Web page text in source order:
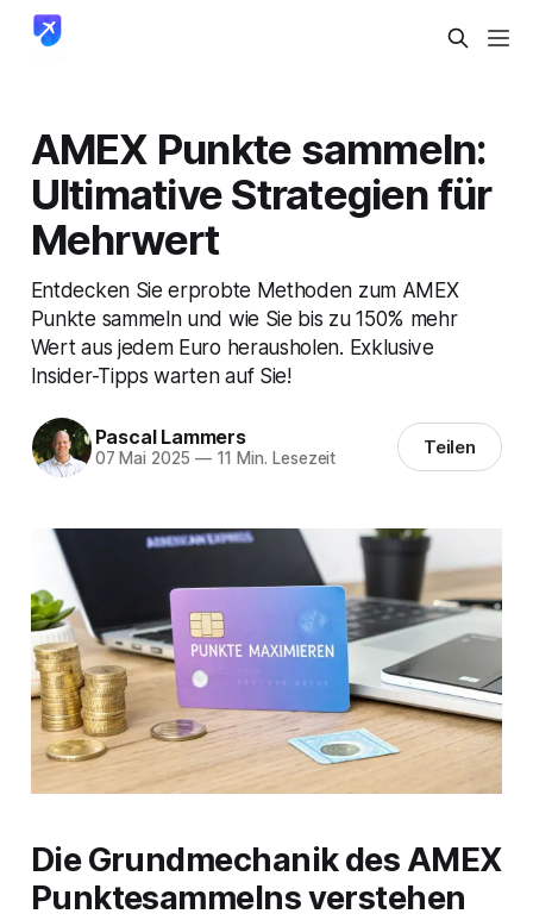
AMEX Punkte sammeln:
Ultimative Strategien für
Mehrwert
Entdecken Sie erprobte Methoden zum AMEX
Punkte sammeln und wie Sie bis zu 150% mehr
Wert aus jedem Euro herausholen. Exklusive
Insider-Tipps warten auf Sie!
Pascal Lammers
07 Mai 2025 —11 Min. Lesezeit Teilen
Die Grundmechanik des AMEX
Punktesammelns verstehen